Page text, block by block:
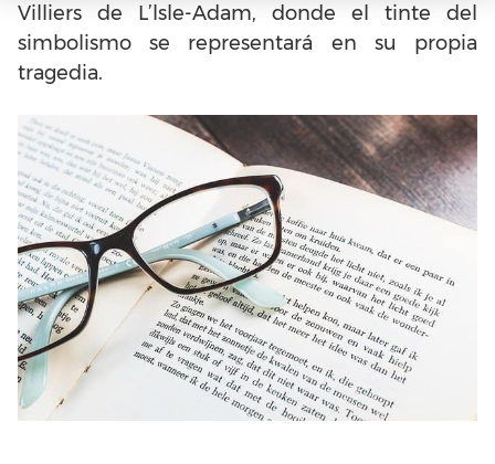
Villiers de L’lsle-Adam, donde el tinte del
simbolismo se representará en su propia
tragedia.